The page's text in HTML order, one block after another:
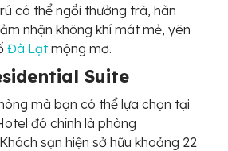
có thể ngồi thưởng trà, hàn
nhận không khí mát mẻ, yên
Đà Lạtmộng mơ.
Suite
mà bạn có thể lựa chọn tại
đó chính là phòng
sạn hiện sở hữu khoảng 22